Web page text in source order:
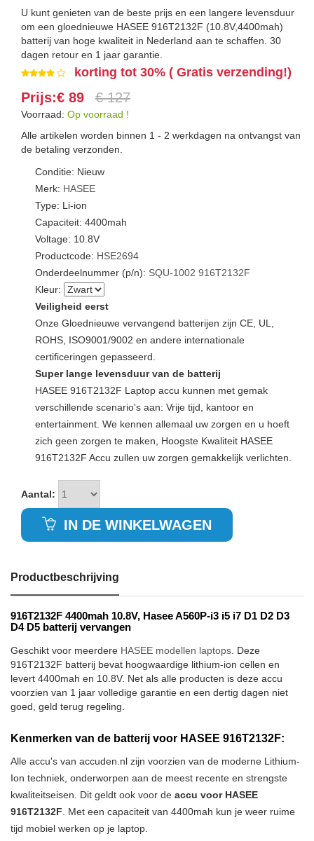
U kunt genieten van de beste prijs en een langere levensduur
om een gloednieuwe HASEE 916T2132F (10.8V,4400mah)
batterij van hoge kwaliteit in Nederland aan te schaffen. 30
dagen retour en 1 jaar garantie.
korting tot 30% ( Gratis verzending!)
Prijs:€ 89 € 127
Voorraad: Op voorraad !
Alle artikelen worden binnen 1 - 2 werkdagen na ontvangst van
de betaling verzonden.
Conditie: Nieuw
Merk: HASEE
Type: Li-ion
Capaciteit: 4400mah
Voltage: 10.8V
Productcode: HSE2694
Onderdeelnummer (p/n): SQU-1002 916T2132F
Kleur:
Veiligheid eerst
Onze Gloednieuwe vervangend batterijen zijn CE, UL,
ROHS, ISO9001/9002 en andere internationale
certificeringen gepasseerd.
Super lange levensduur van de batterij
HASEE 916T2132F Laptop accu kunnen met gemak
verschillende scenario's aan: Vrije tijd, kantoor en
entertainment. We kennen allemaal uw zorgen en u hoeft
zich geen zorgen te maken, Hoogste Kwaliteit HASEE
916T2132F Accu zullen uw zorgen gemakkelijk verlichten.
Aantal:
IN DE WINKELWAGEN
Productbeschrijving
916T2132F 4400mah 10.8V, Hasee A560P-i3 i5 i7 D1 D2 D3
D4 D5 batterij vervangen
Geschikt voor meerdere HASEE modellen laptops . Deze
916T2132F batterij bevat hoogwaardige lithium-ion cellen en
levert 4400mah en 10.8V. Net als alle producten is deze accu
voorzien van 1 jaar volledige garantie en een dertig dagen niet
goed, geld terug regeling.
Kenmerken van de batterij voor HASEE 916T2132F:
Alle accu's van accuden.nl zijn voorzien van de moderne Lithium-
Ion techniek, onderworpen aan de meest recente en strengste
kwaliteitseisen. Dit geldt ook voor de accu voor HASEE
916T2132F . Met een capaciteit van 4400mah kun je weer ruime
tijd mobiel werken op je laptop.